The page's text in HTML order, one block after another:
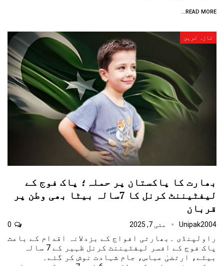
READ MORE...
تازہ ترین
بھارت کا پاکستان پر حملہ؛ پاک فوج کے
لیفٹیننٹ کرنل کا 7سالہ بیٹا بھی وطن پر
قربان
Unipak2004 مئی 7, 2025
راولپنڈی ۔بھارتی افواج کے بزدلانہ اقدام کے باعث
پاک فوج کے افسر لیفٹیننٹ کرنل ظہیر کے 7 سالہ
بیٹے، ارتضیٰ عباس، جام شہادت نوش کر گئے۔